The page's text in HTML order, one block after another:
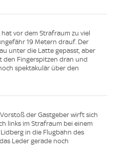
hat vor dem Strafraum zu viel
19 Metern drauf. Der
unter die Latte gepasst, aber
den Fingerspitzen dran und
spektakulär über den
der Gastgeber wirft sich
links im Strafraum bei einem
in die Flugbahn des
Leder gerade noch